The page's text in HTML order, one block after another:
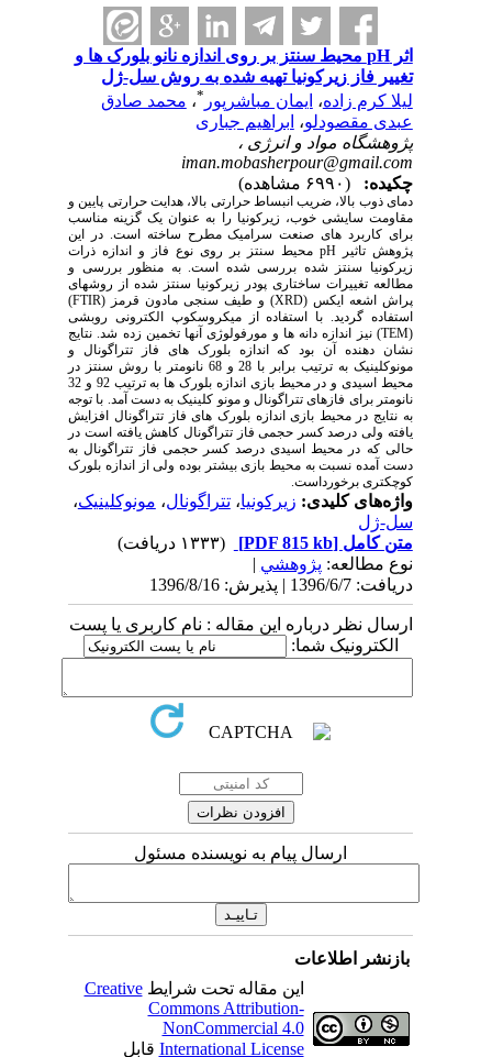
اثر pH محیط سنتز بر روی اندازه نانو بلورک ها و
تغییر فاز زیرکونیا تهیه شده به روش سل-ژل
لیلا کرم زاده،ایمان مباشرپور ،محمد صادق
عبدی مقصودلو،ابراهیم جباری
پژوهشگاه مواد و انرژی ،
iman.mobasherpour@gmail.com
چکیده:
دمای ذوب بالا، ضریب انبساط حرارتی بالا، هدایت حرارتی پایین و
مقاومت سایشی خوب، زیرکونیا را به عنوان یک گزینه مناسب
برای کاربرد های صنعت سرامیک مطرح ساخته است. در این
پژوهش تاثیرpHمحیط سنتز بر روی نوع فاز و اندازه ذرات
زیرکونیا سنتز شده بررسی شده است. به منظور بررسی و
مطالعه تغییرات ساختاری پودر زیرکونیا سنتز شده از روشهای
پراش اشعه ایکس (XRD) و طیف سنجی مادون قرمز ( FTIR
)
استفاده گردید. با استفاده از میکروسکوپ الکترونی روبشی
TEM) نیز اندازه دانه ها و مورفولوژی آنها تخمین زده شد. نتایج
نشان دهنده آن بود که اندازه بلورک های فاز تتراگونال و
مونوکلینیک به ترتیب برابر با 28 و 68 نانومتر با روش سنتز در
محیط اسیدی و در محیط بازی اندازه بلورک ها به ترتیب 92 و 32
نانومتر برای فازهای تتراگونال و مونو کلینیک به دست آمد. با توجه
به نتایج در محیط بازی اندازه بلورک های فاز تتراگونال افزایش
یافته ولی درصد کسر حجمی فاز تتراگونال کاهش یافته است در
حالی که در محیط اسیدی درصد کسر حجمی فاز تتراگونال به
دست آمده نسبت به محیط بازی بیشتر بوده ولی از اندازه بلورک
کوچکتری برخورداست.
واژه‌های کلیدی:زیرکونیا،تتراگونال،مونوکلینیک،
سل-ژل
متن کامل[PDF 815 kb]
نوع مطالعه:پژوهشي|
دریافت: 1396/6/7 | پذیرش: 1396/8/16
ارسال نظر درباره این مقاله : نام کاربری یا پست
الکترونیک شما:
ارسال پیام به نویسنده مسئول
بازنشر اطلاعات
این مقاله تحت شرایطCreative
Commons Attribution-
NonCommercial 4.0
International Licenseقابل